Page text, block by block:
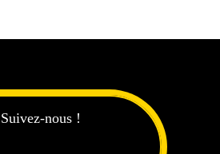
Suivez-nous !